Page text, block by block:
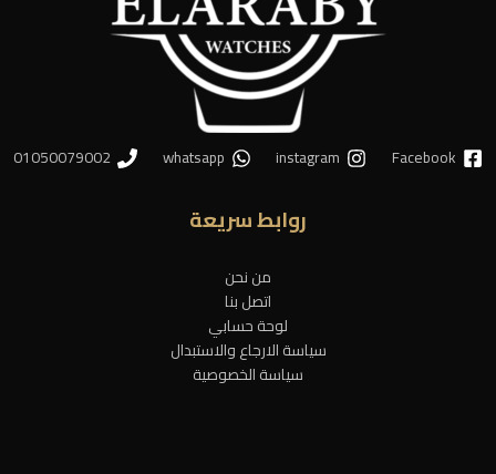
Facebook
instagram
whatsapp
01050079002
روابط سريعة
من نحن
اتصل بنا
لوحة حسابي
سياسة الارجاع والاستبدال
سياسة الخصوصية